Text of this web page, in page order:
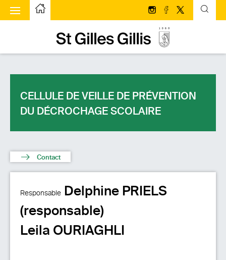
Page d’accueilPage d'accueil Suivez-nous sur
Suivez-nous sur
Suivez-nous
Page d’accueilPage d'accueil
à bascule
CELLULE DE VEILLE DE PRÉVENTION
DU DÉCROCHAGE SCOLAIRE
Contact
Responsable
Delphine PRIELS
(responsable)
Leila OURIAGHLI